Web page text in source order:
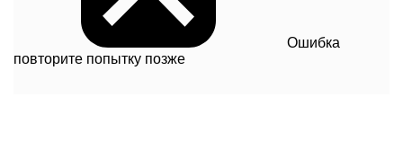
Ошибка
повторите попытку позже